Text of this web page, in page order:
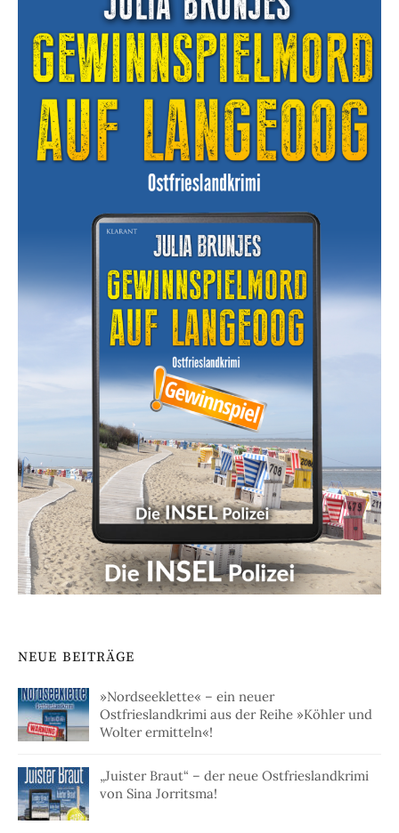
NEUE BEITRÄGE
»Nordseeklette« – ein neuer
Ostfrieslandkrimi aus der Reihe »Köhler und
Wolter ermitteln«!
„Juister Braut“ – der neue Ostfrieslandkrimi
von Sina Jorritsma!